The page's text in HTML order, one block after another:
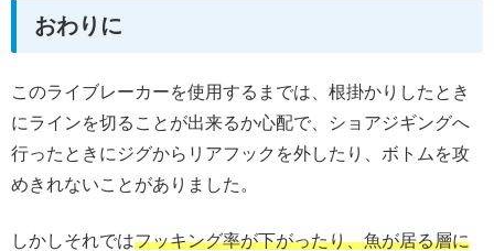
おわりに
このライブレーカーを使用するまでは、根掛かりしたとき
にラインを切ることが出来るか心配で、ショアジギングへ
行ったときにジグからリアフックを外したり、ボトムを攻
めきれないことがありました。
しかしそれではフッキング率が下がったり、魚が居る層に